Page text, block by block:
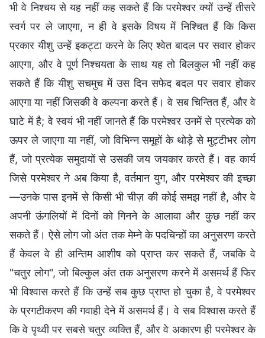
भी वे निश्चय से यह नहीं कह सकते हैं कि परमेश्वर क्यों उन्हें तीसरे
स्वर्ग पर ले जाएगा, न ही वे इसके विषय में निश्चित हैं कि किस
प्रकार यीशु उन्हें इकट्टा करने के लिए श्वेत बादल पर सवार होकर
आएगा, और वे पूर्ण निश्चयता के साथ यह तो बिलकुल भी नहीं कह
सकते हैं कि यीशु सचमुच में उस दिन सफेद बदल पर सवार होकर
आएगा या नहीं जिसकी वे कल्पना करते हैं। वे सब चिन्तित हैं, और वे
घाटे में है; वे स्वयं भी नहीं जानते हैं कि परमेश्वर उनमें से प्रत्येक को
ऊपर ले जाएगा या नहीं, जो विभिन्न समूहों के थोड़े से मुट्टीभर लोग
हैं, जो प्रत्येक समुदायों से उसकी जय जयकार करते हैं। वह कार्य
जिसे परमेश्वर ने अब किया है, वर्तमान युग, और परमेश्वर की इच्छा
—उनके पास इनमें से किसी भी चीज़ की कोई समझ नहीं है, और वे
अपनी ऊंगलियों में दिनों को गिनने के आलावा और कुछ नहीं कर
सकते हैं। ऐसे लोग जो अंत तक मेम्ने के पदचिन्हों का अनुसरण करते
हैं केवल वे ही अन्तिम आशीष को प्राप्त कर सकते हैं, जबकि वे
"चतुर लोग", जो बिल्कुल अंत तक अनुसरण करने में असमर्थ हैं फिर
भी विश्वास करते हैं कि उन्हें सब कुछ प्राप्त हो चुका है, वे परमेश्वर
के प्रगटीकरण की गवाही देने में असमर्थ हैं। वे सब विश्वास करते हैं
कि वे पृथ्वी पर सबसे चतुर व्यक्ति हैं, और वे अकारण ही परमेश्वर के